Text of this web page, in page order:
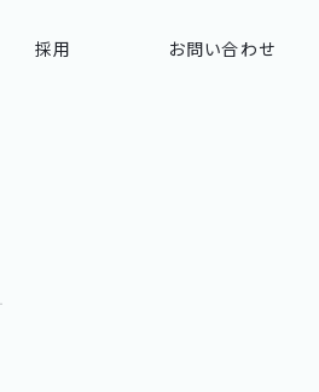
採用 お問い合わせ